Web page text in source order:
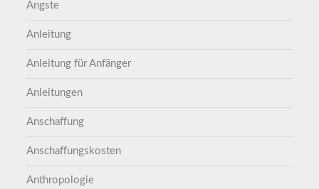
Ängste
Anleitung
Anleitung für Anfänger
Anleitungen
Anschaffung
Anschaffungskosten
Anthropologie